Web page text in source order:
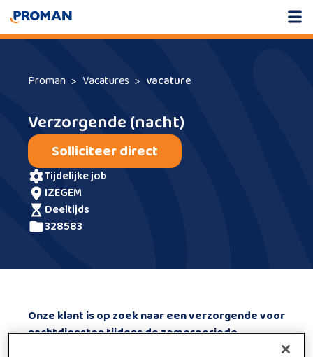
Proman Vacatures vacature
Verzorgende (nacht)
Solliciteer direct
tijdelijke job
IZEGEM
deeltijds
328583
Onze klant is op zoek naar een verzorgende voor
nachtdiensten tijdens de zomerperiode